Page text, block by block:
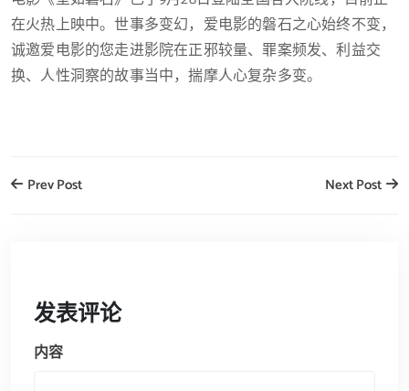
在火热上映中。世事多变幻，爱电影的磐石之心始终不变，
诚邀爱电影的您走进影院在正邪较量、罪案频发、利益交
换、人性洞察的故事当中，揣摩人心复杂多变。
Prev Post Next Post
发表评论
内容